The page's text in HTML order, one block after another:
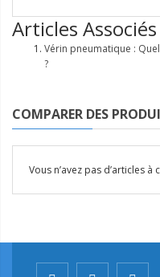
Articles Associés
Vérin pneumatique :
?
COMPARER DES
Vous n’avez pas d’articles à